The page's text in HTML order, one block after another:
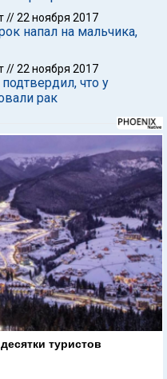
//22 ноября 2017
напал на мальчика,
//22 ноября 2017
что у
рак
туристов